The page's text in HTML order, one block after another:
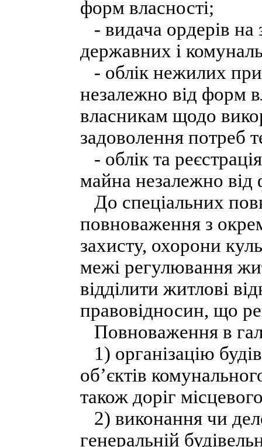
форм власності;
- видача ордерів на
державних і
- облік нежилих
незалежно від форм
власникам щодо
задоволення потреб
- облік та
майна незалежно від
До спеціальних
повноваження з
захисту, охорони
межі регулювання
відділити житлові
правовідносин, що
Повноваження в
1) організацію
об’єктів
також доріг
2) виконання чи
генеральній